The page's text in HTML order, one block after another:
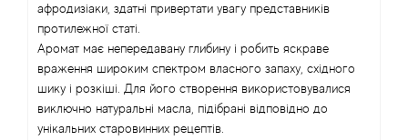
афродизіаки, здатні привертати увагу представників
протилежної статі.
Аромат має непередавану глибину і робить яскраве
враження широким спектром власного запаху, східного
шику і розкіші. Для його створення використовувалися
виключно натуральні масла, підібрані відповідно до
унікальних старовинних рецептів.
Amouage
Amouroud
Andre L'Arom